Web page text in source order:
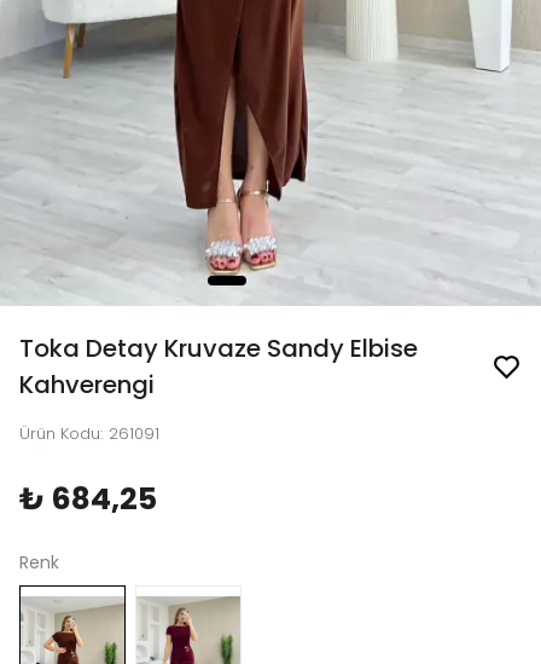
Toka Detay Kruvaze Sandy Elbise
Kahverengi
Ürün Kodu: 261091
₺ 684,25
Renk